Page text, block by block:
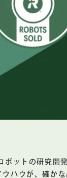
ボットの研究開
ウハウが、確か